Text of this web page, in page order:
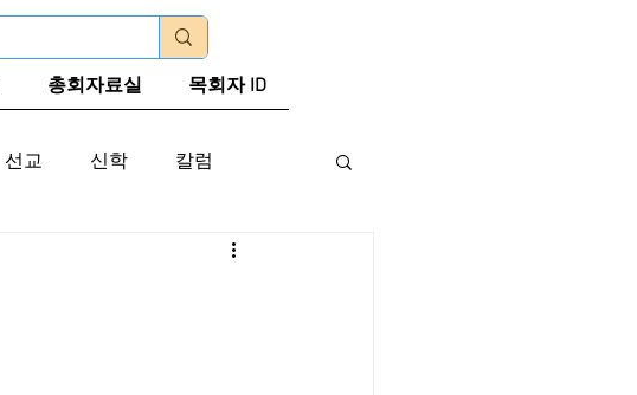
총회자료실 목회자 ID
선교 신학 칼럼